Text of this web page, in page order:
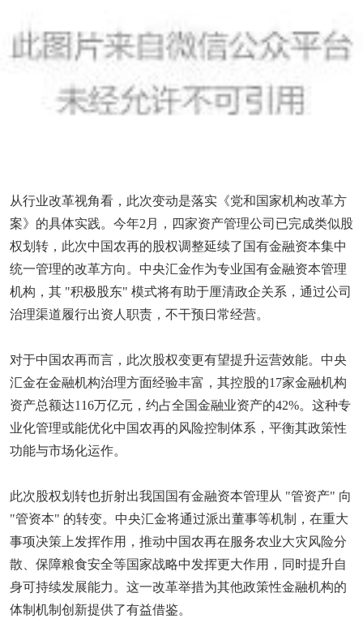
从行业改革视角看，此次变动是落实《党和国家机构改革方
案》的具体实践。今年2月，四家资产管理公司已完成类似股
权划转，此次中国农再的股权调整延续了国有金融资本集中
统一管理的改革方向。中央汇金作为专业国有金融资本管理
机构，其 "积极股东" 模式将有助于厘清政企关系，通过公司
治理渠道履行出资人职责，不干预日常经营。
对于中国农再而言，此次股权变更有望提升运营效能。中央
汇金在金融机构治理方面经验丰富，其控股的17家金融机构
资产总额达116万亿元，约占全国金融业资产的42%。这种专
业化管理或能优化中国农再的风险控制体系，平衡其政策性
功能与市场化运作。
此次股权划转也折射出我国国有金融资本管理从 "管资产" 向
"管资本" 的转变。中央汇金将通过派出董事等机制，在重大
事项决策上发挥作用，推动中国农再在服务农业大灾风险分
散、保障粮食安全等国家战略中发挥更大作用，同时提升自
身可持续发展能力。这一改革举措为其他政策性金融机构的
体制机制创新提供了有益借鉴。